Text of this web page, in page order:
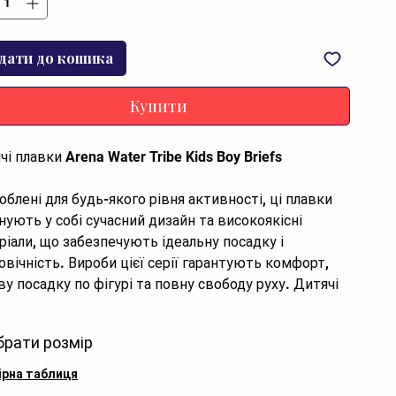
до кошика
Купити
плавки Arena Water Tribe Kids Boy Briefs
для будь-якого рівня активності, ці плавки
у собі сучасний дизайн та високоякісні
що забезпечують ідеальну посадку і
Вироби цієї серії гарантують комфорт,
посадку по фігурі та повну свободу руху. Дитячі
відчуття комфорту у воді.
розмір
таблиця